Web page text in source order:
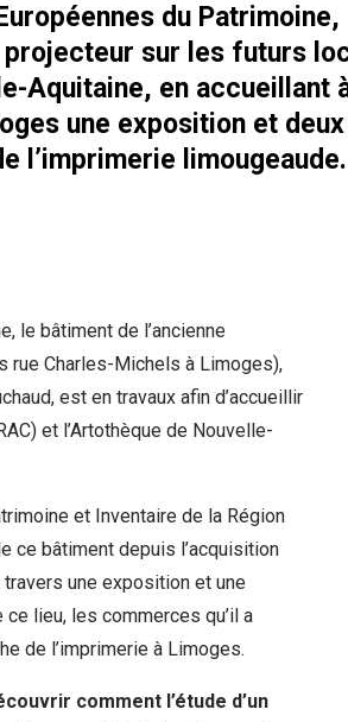
du Patrimoine,
projecteur sur les futurs
Aquitaine, en accueillant
une exposition et deux
l’imprimerie limougeaude.
le bâtiment de l’ancienne
rue Charles-Michels à Limoges),
est en travaux afin d’accueillir
et l’Artothèque de Nouvelle-
et Inventaire de la Région
ce bâtiment depuis l’acquisition
une exposition et une
lieu, les commerces qu’il a
de l’imprimerie à Limoges.
comment l’étude d’un